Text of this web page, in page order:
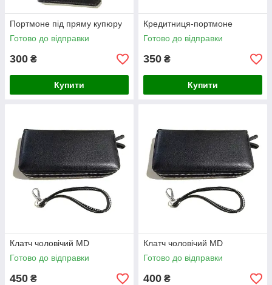
Портмоне під пряму купюру
Готово до відправки
300 ₴
Купити
Кредитниця-портмоне
Готово до відправки
350 ₴
Купити
Клатч чоловічий MD
Готово до відправки
450 ₴
Клатч чоловічий MD
Готово до відправки
400 ₴